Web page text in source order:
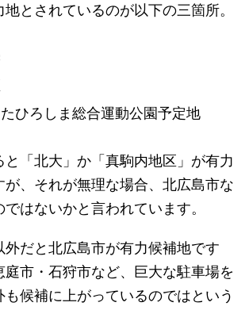
とされているのが以下の三箇所。
ひろしま総合運動公園予定地
と「北大」か「真駒内地区」が有力
が、それが無理な場合、北広島市な
はないかと言われています。
外だと北広島市が有力候補地です
庭市・石狩市など、巨大な駐車場を
候補に上がっているのではという